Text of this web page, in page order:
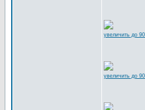
увеличить до
увеличить до